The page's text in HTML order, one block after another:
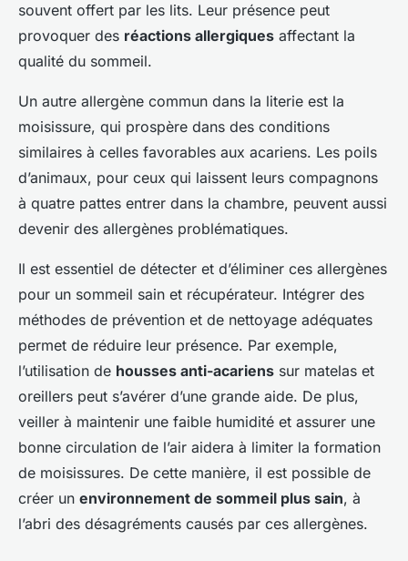
souvent offert par les lits. Leur présence peut
provoquer des réactions allergiques affectant la
qualité du sommeil.
Un autre allergène commun dans la literie est la
moisissure, qui prospère dans des conditions
similaires à celles favorables aux acariens. Les poils
d’animaux, pour ceux qui laissent leurs compagnons
à quatre pattes entrer dans la chambre, peuvent aussi
devenir des allergènes problématiques.
Il est essentiel de détecter et d’éliminer ces allergènes
pour un sommeil sain et récupérateur. Intégrer des
méthodes de prévention et de nettoyage adéquates
permet de réduire leur présence. Par exemple,
l’utilisation de housses anti-acariens sur matelas et
oreillers peut s’avérer d’une grande aide. De plus,
veiller à maintenir une faible humidité et assurer une
bonne circulation de l’air aidera à limiter la formation
de moisissures. De cette manière, il est possible de
créer un environnement de sommeil plus sain, à
l’abri des désagréments causés par ces allergènes.